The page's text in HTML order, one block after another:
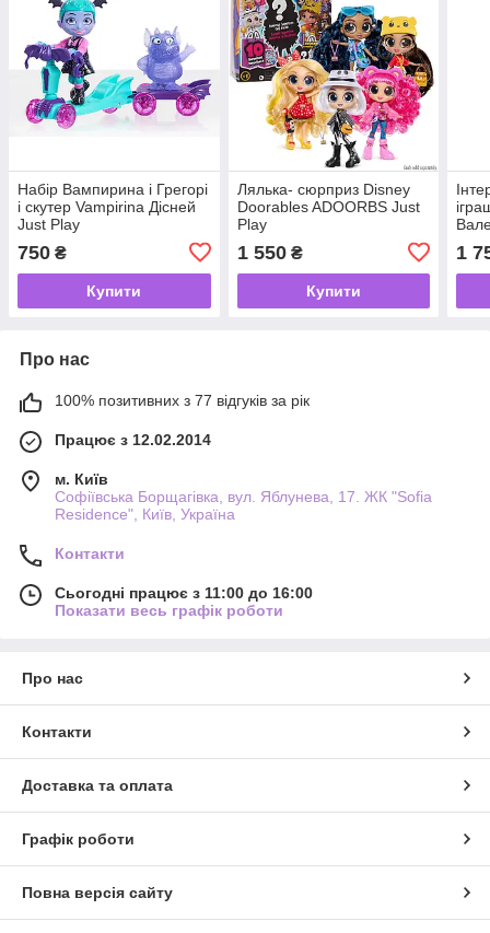
Набір Вампирина і Грегорі
і скутер Vampirina Дісней
Just Play
750 ₴
Купити
Лялька- сюрприз Disney
Doorables ADOORBS Just
Play
1 550₴
Купити
1
Про нас
100% позитивних з 77 відгуків за рік
Працює з 12.02.2014
м. Київ
Софіївська Борщагівка, вул. Яблунева, 17. ЖК "Sofia
Residence", Київ, Україна
Контакти
Сьогодні працює з 11:00 до 16:00
Показати весь графік роботи
Про нас
Контакти
Доставка та оплата
Графік роботи
Повна версія сайту